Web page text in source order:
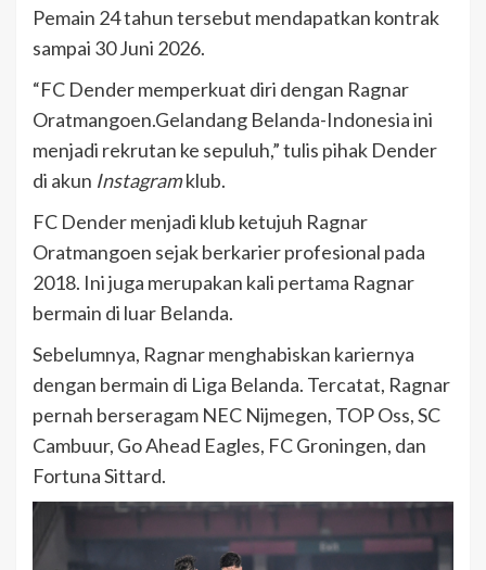
Pemain 24 tahun tersebut mendapatkan kontrak
sampai 30 Juni 2026.
“FC Dender memperkuat diri dengan Ragnar
Oratmangoen.Gelandang Belanda-Indonesia ini
menjadi rekrutan ke sepuluh,” tulis pihak Dender
di akun Instagramklub.
FC Dender menjadi klub ketujuh Ragnar
Oratmangoen sejak berkarier profesional pada
2018. Ini juga merupakan kali pertama Ragnar
bermain di luar Belanda.
Sebelumnya, Ragnar menghabiskan kariernya
dengan bermain di Liga Belanda. Tercatat, Ragnar
pernah berseragam NEC Nijmegen, TOP Oss, SC
Cambuur, Go Ahead Eagles, FC Groningen, dan
Fortuna Sittard.